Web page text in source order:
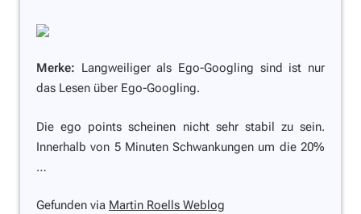
Merke: Langweiliger als Ego-Googling sind ist nur
das Lesen über Ego-Googling.
Die ego points scheinen nicht sehr stabil zu sein.
Innerhalb von 5 Minuten Schwankungen um die 20%
…
Gefunden via Martin Roells Weblog